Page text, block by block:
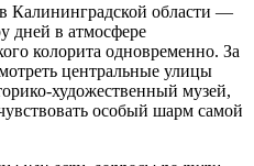
Калининградской области —
дней в атмосфере
колорита одновременно. За
центральные улицы
художественный музей,
особый шарм самой